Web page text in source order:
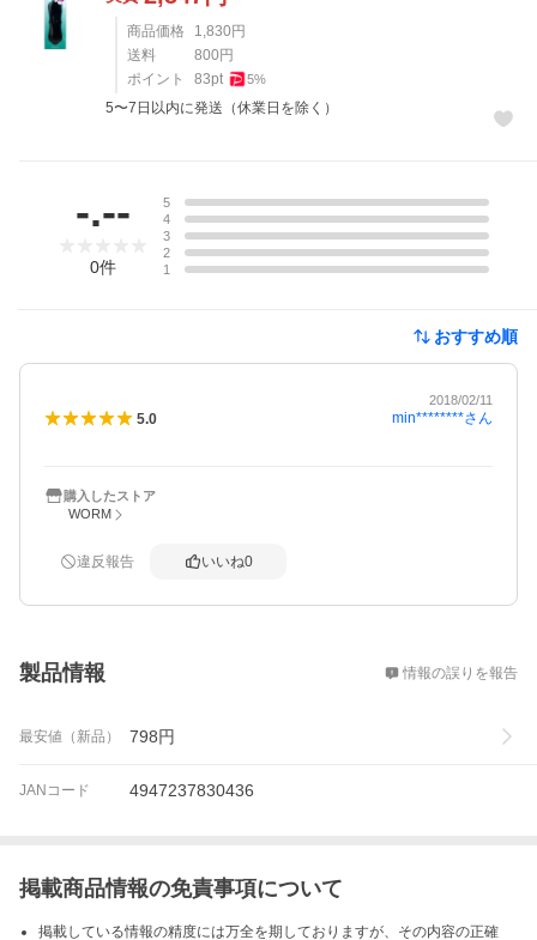
商品価格 1,830 円
送料
800 円
ポイント
83pt 5%
5〜7日以内に発送（休業日を除く）
-.--
0件
5
4
3
2
1
おすすめ順
2018/02/11
5.0 min********さん
購入したストア
WORM
違反報告 いいね0
製品情報 情報の誤りを報告
最安値（新品） 798円
JANコード 4947237830436
掲載商品情報の免責事項について
掲載している情報の精度には万全を期しておりますが、その内容の正確